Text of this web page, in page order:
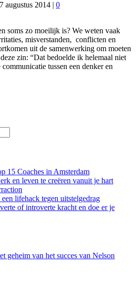
augustus 2014 | 0
soms zo moeilijk is? We weten vaak
misverstanden, conflicten en
uit de samenwerking om moeten
zin: “Dat bedoelde ik helemaal niet
tussen een denker en
15 Coaches in Amsterdam
en leven te creëren vanuit je hart
lifehack tegen uitstelgedrag
of introverte kracht en doe er je
geheim van het succes van Nelson